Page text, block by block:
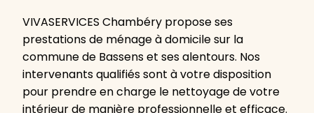
VIVASERVICES Chambéry propose ses
prestations de ménage à domicile sur la
commune de Bassens et ses alentours. Nos
intervenants qualifiés sont à votre disposition
pour prendre en charge le nettoyage de votre
intérieur de manière professionnelle et efficace.